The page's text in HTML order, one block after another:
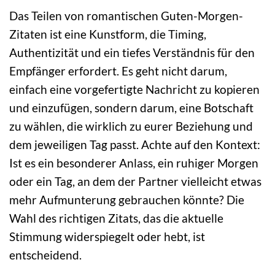
Das Teilen von romantischen Guten-Morgen-
Zitaten ist eine Kunstform, die Timing,
Authentizität und ein tiefes Verständnis für den
Empfänger erfordert. Es geht nicht darum,
einfach eine vorgefertigte Nachricht zu kopieren
und einzufügen, sondern darum, eine Botschaft
zu wählen, die wirklich zu eurer Beziehung und
dem jeweiligen Tag passt. Achte auf den Kontext:
Ist es ein besonderer Anlass, ein ruhiger Morgen
oder ein Tag, an dem der Partner vielleicht etwas
mehr Aufmunterung gebrauchen könnte? Die
Wahl des richtigen Zitats, das die aktuelle
Stimmung widerspiegelt oder hebt, ist
entscheidend.